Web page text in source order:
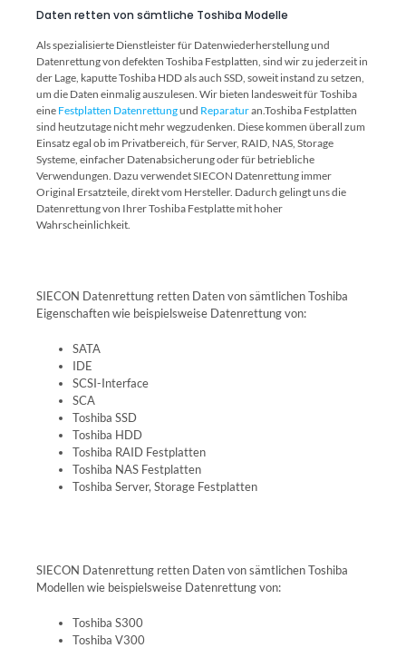
Daten retten von sämtliche Toshiba Modelle
Als spezialisierte Dienstleister für Datenwiederherstellung und
Datenrettung von defekten Toshiba Festplatten, sind wir zu jederzeit in
der Lage, kaputte Toshiba HDD als auch SSD, soweit instand zu setzen,
um die Daten einmalig auszulesen. Wir bieten landesweit für Toshiba
eine Festplatten Datenrettungund Reparaturan.Toshiba Festplatten
sind heutzutage nicht mehr wegzudenken. Diese kommen überall zum
Einsatz egal ob im Privatbereich, für Server, RAID, NAS, Storage
Systeme, einfacher Datenabsicherung oder für betriebliche
Verwendungen. Dazu verwendet SIECON Datenrettung immer
Original Ersatzteile, direkt vom Hersteller. Dadurch gelingt uns die
Datenrettung von Ihrer Toshiba Festplatte mit hoher
Wahrscheinlichkeit.
SIECON Datenrettung retten Daten von sämtlichen Toshiba
Eigenschaften wie beispielsweise Datenrettung von:
SATA
IDE
SCSI-Interface
SCA
Toshiba SSD
Toshiba HDD
Toshiba RAID Festplatten
Toshiba NAS Festplatten
Toshiba Server, Storage Festplatten
SIECON Datenrettung retten Daten von sämtlichen Toshiba
Modellen wie beispielsweise Datenrettung von:
Toshiba S300
Toshiba V300